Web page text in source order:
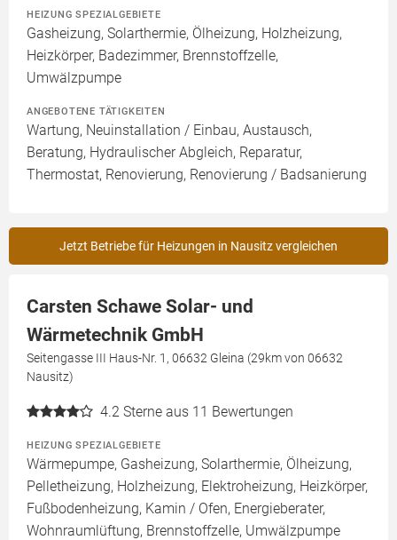
HEIZUNG SPEZIALGEBIETE
Gasheizung, Solarthermie, Ölheizung, Holzheizung,
Heizkörper, Badezimmer, Brennstoffzelle,
Umwälzpumpe
ANGEBOTENE TÄTIGKEITEN
Wartung, Neuinstallation / Einbau, Austausch,
Beratung, Hydraulischer Abgleich, Reparatur,
Thermostat, Renovierung, Renovierung / Badsanierung
Jetzt Betriebe für Heizungen in Nausitz vergleichen
Carsten Schawe Solar- und
Wärmetechnik GmbH
Seitengasse III Haus-Nr. 1, 06632 Gleina (29km von 06632
Nausitz)
4.2 Sterne aus 11 Bewertungen
HEIZUNG SPEZIALGEBIETE
Wärmepumpe, Gasheizung, Solarthermie, Ölheizung,
Pelletheizung, Holzheizung, Elektroheizung, Heizkörper,
Fußbodenheizung, Kamin / Ofen, Energieberater,
Wohnraumlüftung, Brennstoffzelle, Umwälzpumpe